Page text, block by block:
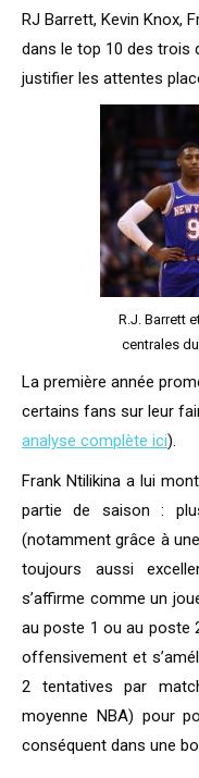
RJ Barrett, Kevin Knox,
dans le top 10 des trois
justifier les attentes
R.J. Barrett
centrales
La première année
certains fans sur leur
analyse complète ici).
Frank Ntilikina a lui
partie de saison :
(notamment grâce à
toujours aussi
s’affirme comme un
au poste 1 ou au poste
offensivement et
2 tentatives par
moyenne NBA) pour
conséquent dans une